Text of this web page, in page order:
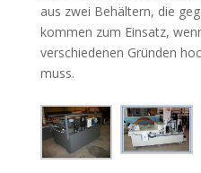
aus zwei Behältern, die
kommen zum Einsatz,
verschiedenen Gründen
muss.